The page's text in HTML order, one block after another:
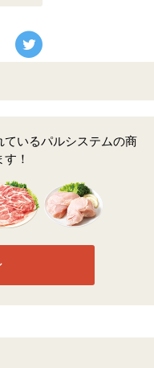
でシェアする
いるパルシステムの商
！